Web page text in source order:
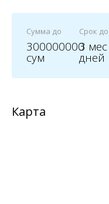
Сумма до
300000000
сум
Срок до
3 мес
дней
Карта